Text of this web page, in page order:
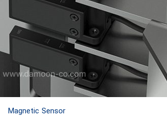
Magnetic Sensor